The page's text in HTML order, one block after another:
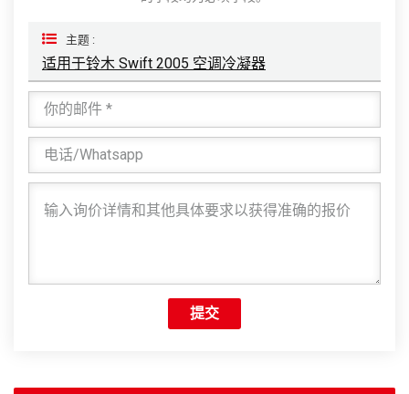
主题 :
适用于铃木 Swift 2005 空调冷凝器
提交